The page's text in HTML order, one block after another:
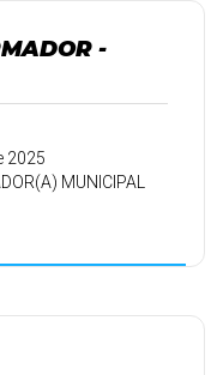
-
2025
MUNICIPAL